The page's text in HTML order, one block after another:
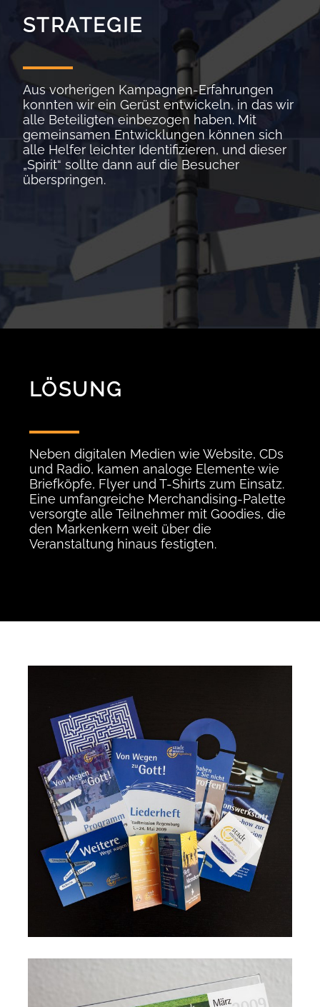
STRATEGIE
Aus vorherigen Kampagnen-Erfahrungen
konnten wir ein Gerüst entwickeln, in das wir
alle Beteiligten einbezogen haben. Mit
gemeinsamen Entwicklungen können sich
alle Helfer leichter Identifizieren, und dieser
„Spirit“ sollte dann auf die Besucher
überspringen.
LÖSUNG
Neben digitalen Medien wie Website, CDs
und Radio, kamen analoge Elemente wie
Briefköpfe, Flyer und T-Shirts zum Einsatz.
Eine umfangreiche Merchandising-Palette
versorgte alle Teilnehmer mit Goodies, die
den Markenkern weit über die
Veranstaltung hinaus festigten.